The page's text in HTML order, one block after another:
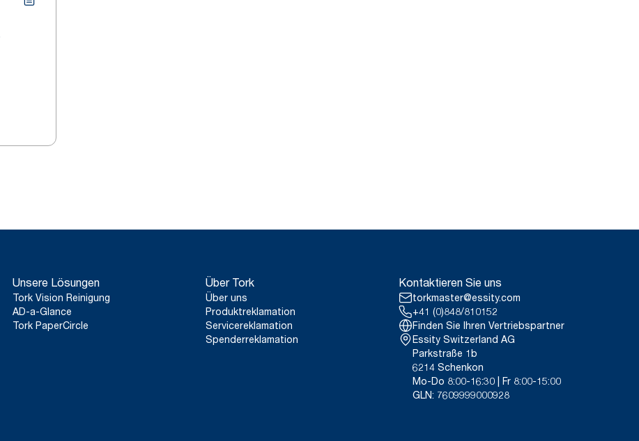
Unsere Lösungen
Tork Vision Reinigung
AD-a-Glance
Tork PaperCircle
Über Tork
Über uns
Produktreklamation
Servicereklamation
Spenderreklamation
Kontaktieren Sie uns
torkmaster@essity.com
+41 (0)848/810152
Finden Sie Ihren Vertriebspartner
Essity Switzerland AG
Parkstraße 1b
6214 Schenkon
Mo-Do 8:00-16:30 | Fr 8:00-15:00
GLN: 7609999000928